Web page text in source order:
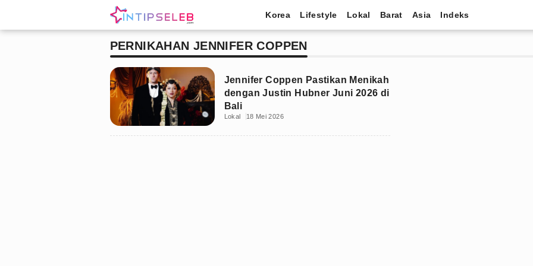
Korea Lifestyle Lokal Barat Asia Indeks
PERNIKAHAN JENNIFER COPPEN
Jennifer Coppen Pastikan Menikah
dengan Justin Hubner Juni 2026 di
Bali
Lokal 18 Mei 2026